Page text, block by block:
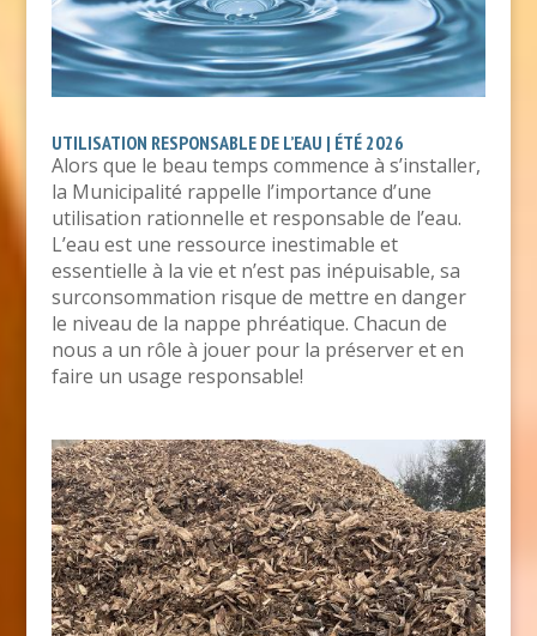
UTILISATION RESPONSABLE DE L’EAU | ÉTÉ 2026
Alors que le beau temps commence à s’installer,
la Municipalité rappelle l’importance d’une
utilisation rationnelle et responsable de l’eau.
L’eau est une ressource inestimable et
essentielle à la vie et n’est pas inépuisable, sa
surconsommation risque de mettre en danger
le niveau de la nappe phréatique. Chacun de
nous a un rôle à jouer pour la préserver et en
faire un usage responsable!